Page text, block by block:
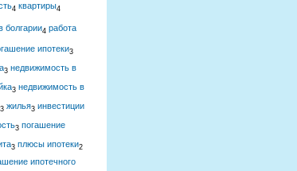
4 квартиры4
болгарии4 работа
ипотеки3
3 недвижимость в
3 недвижимость в
3 жилья3 инвестиции
3 погашение
3 плюсы ипотеки2
ипотечного